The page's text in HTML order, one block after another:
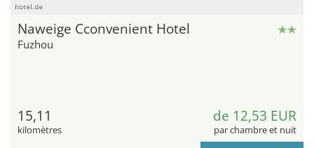
hotel.de
Naweige Cconvenient Hotel
Fuzhou
15,11
kilomètres
de 12,53 EUR
par chambre et nuit